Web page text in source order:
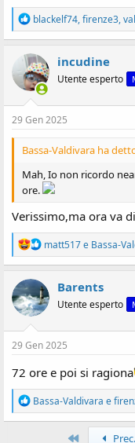
R
e
a
z
i
o
n
i
:
blackelf74,firenze3,
incudine
Utente esperto
29 Gen 2025
Bassa-Valdivara ha
Mah, Io non ricordo
ore.
Verissimo,ma ora va
R
e
a
z
i
o
i
matt517e Bassa-
Barents
Utente esperto
29 Gen 2025
72 ore e poi si ragiona
R
e
a
Bassa-Valdivara e
Primo Prec.